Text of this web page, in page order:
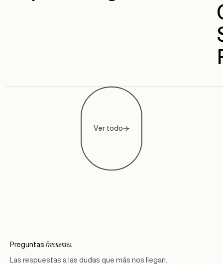
Ver todo
Preguntas frecuentes.
Las respuestas a las dudas que más nos llegan.